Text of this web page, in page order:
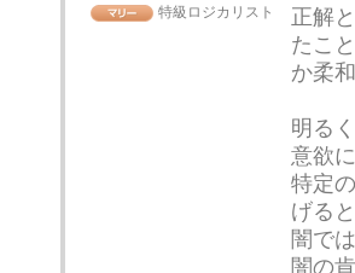
特級ロジカリスト
正解
たこ
か柔
明る
意欲
特定
げる
闇で
闇の